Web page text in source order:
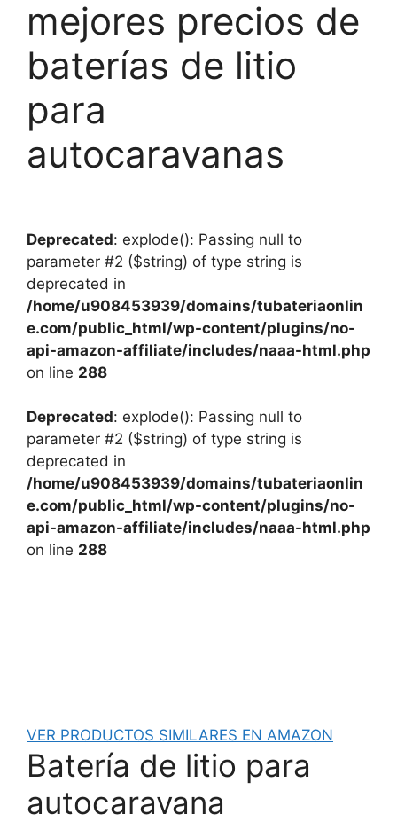
mejores precios de
baterías de litio
para
autocaravanas
Deprecated: explode(): Passing null to
parameter #2 ($string) of type string is
deprecated in
/home/u908453939/domains/tubateriaonlin
e.com/public_html/wp-content/plugins/no-
api-amazon-affiliate/includes/naaa-html.php
on line 288
Deprecated: explode(): Passing null to
parameter #2 ($string) of type string is
deprecated in
/home/u908453939/domains/tubateriaonlin
e.com/public_html/wp-content/plugins/no-
api-amazon-affiliate/includes/naaa-html.php
on line 288
VER PRODUCTOS SIMILARES EN AMAZON
Batería de litio para
autocaravana